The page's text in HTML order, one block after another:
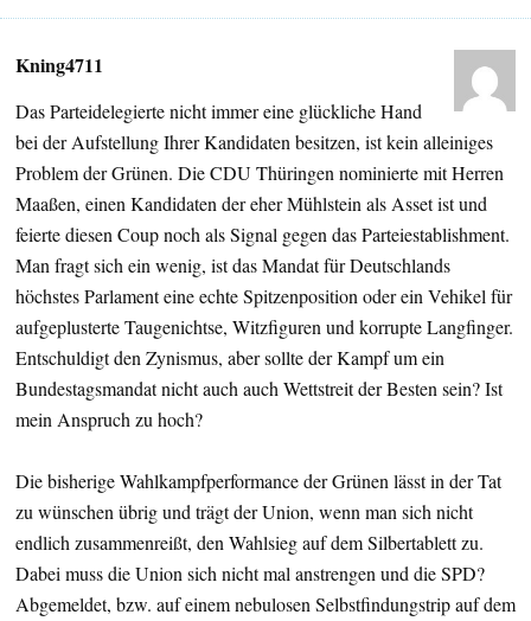
Kning4711
Das Parteidelegierte nicht immer eine glückliche Hand
bei der Aufstellung Ihrer Kandidaten besitzen, ist kein alleiniges
Problem der Grünen. Die CDU Thüringen nominierte mit Herren
Maaßen, einen Kandidaten der eher Mühlstein als Asset ist und
feierte diesen Coup noch als Signal gegen das Parteiestablishment.
Man fragt sich ein wenig, ist das Mandat für Deutschlands
höchstes Parlament eine echte Spitzenposition oder ein Vehikel für
aufgeplusterte Taugenichtse, Witzfiguren und korrupte Langfinger.
Entschuldigt den Zynismus, aber sollte der Kampf um ein
Bundestagsmandat nicht auch auch Wettstreit der Besten sein? Ist
mein Anspruch zu hoch?
Die bisherige Wahlkampfperformance der Grünen lässt in der Tat
zu wünschen übrig und trägt der Union, wenn man sich nicht
endlich zusammenreißt, den Wahlsieg auf dem Silbertablett zu.
Dabei muss die Union sich nicht mal anstrengen und die SPD?
Abgemeldet, bzw. auf einem nebulosen Selbstfindungstrip auf dem